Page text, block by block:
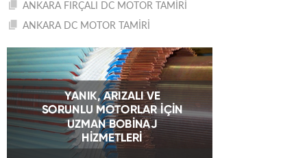
ANKARA FIRÇALI DC MOTOR TAMİRİ
ANKARA DC MOTOR TAMİRİ